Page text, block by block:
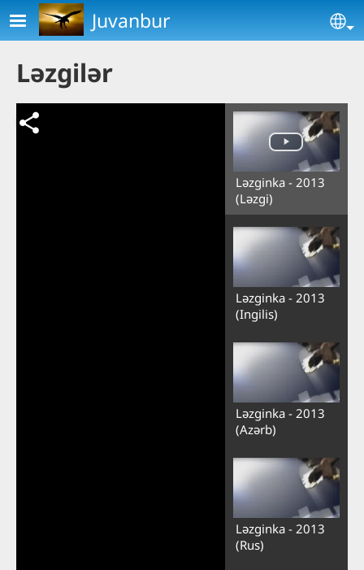
Skip to main content
Juvanbur
Ləzgilər
Ləzginka - 2013
(Ləzgi)
Ləzginka - 2013
(Ingilis)
Ləzginka - 2013
(Azərb)
Ləzginka - 2013
(Rus)